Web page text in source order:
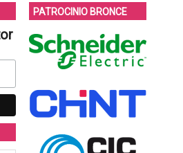
PATROCINIO BRONCE